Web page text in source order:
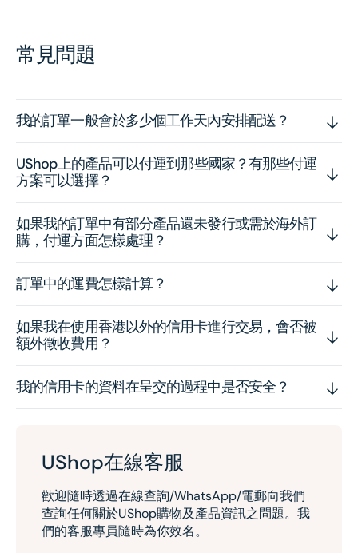
常見問題
我的訂單一般會於多少個工作天內安排配送？
UShop上的產品可以付運到那些國家？有那些付運
方案可以選擇？
如果我的訂單中有部分產品還未發行或需於海外訂
購，付運方面怎樣處理？
訂單中的運費怎樣計算？
如果我在使用香港以外的信用卡進行交易，會否被
額外徵收費用？
我的信用卡的資料在呈交的過程中是否安全？
UShop在線客服
歡迎隨時透過在線查詢/WhatsApp/電郵向我們
查詢任何關於UShop購物及產品資訊之問題。我
們的客服專員隨時為你效名。